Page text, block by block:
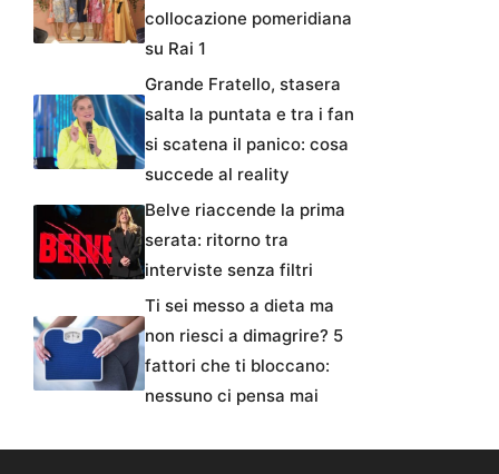
collocazione pomeridiana
su Rai 1
Grande Fratello, stasera
salta la puntata e tra i fan
si scatena il panico: cosa
succede al reality
Belve riaccende la prima
serata: ritorno tra
interviste senza filtri
Ti sei messo a dieta ma
non riesci a dimagrire? 5
fattori che ti bloccano:
nessuno ci pensa mai